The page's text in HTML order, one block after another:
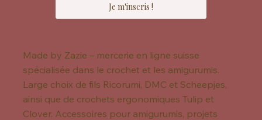
Je m'inscris !
Made by Zazie – mercerie en ligne suisse
spécialisée dans le crochet et les amigurumis.
Large choix de fils Ricorumi, DMC et Scheepjes,
ainsi que de crochets ergonomiques Tulip et
Clover. Accessoires pour amigurumis, projets